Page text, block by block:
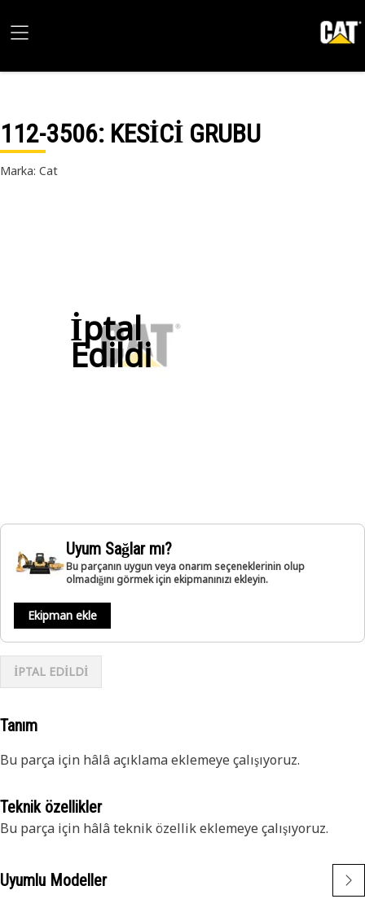
112-3506: KESİCİ GRUBU
Marka: Cat
İptal
Edildi
Uyum Sağlar mı?
Bu parçanın uygun veya onarım seçeneklerinin olup
olmadığını görmek için ekipmanınızı ekleyin.
Ekipman ekle
İPTAL EDİLDİ
Tanım
Bu parça için hâlâ açıklama eklemeye çalışıyoruz.
Teknik özellikler
Bu parça için hâlâ teknik özellik eklemeye çalışıyoruz.
Uyumlu Modeller